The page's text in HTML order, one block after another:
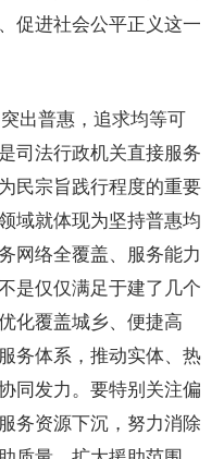
促进社会公平正义这一
出普惠，追求均等可
司法行政机关直接服务
民宗旨践行程度的重要
域就体现为坚持普惠均
网络全覆盖、服务能力
是仅仅满足于建了几个
化覆盖城乡、便捷高
务体系，推动实体、热
同发力。要特别关注偏
务资源下沉，努力消除